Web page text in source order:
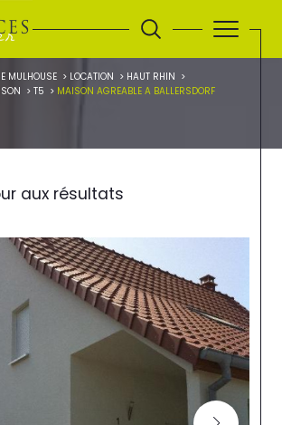
MULHOUSE LOCATION
HAUT RHIN
T5 MAISON AGREABLE A BALLERSDORF
aux résultats